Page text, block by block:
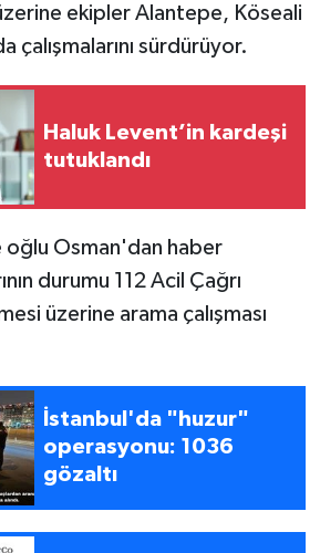
ekipler Alantepe, Köseali
çalışmalarını sürdürüyor.
Haluk Levent’in kardeşi
tutuklandı
oğlu Osman'dan haber
durumu 112 Acil Çağrı
üzerine arama çalışması
İstanbul'da "huzur"
operasyonu: 1036
gözaltı